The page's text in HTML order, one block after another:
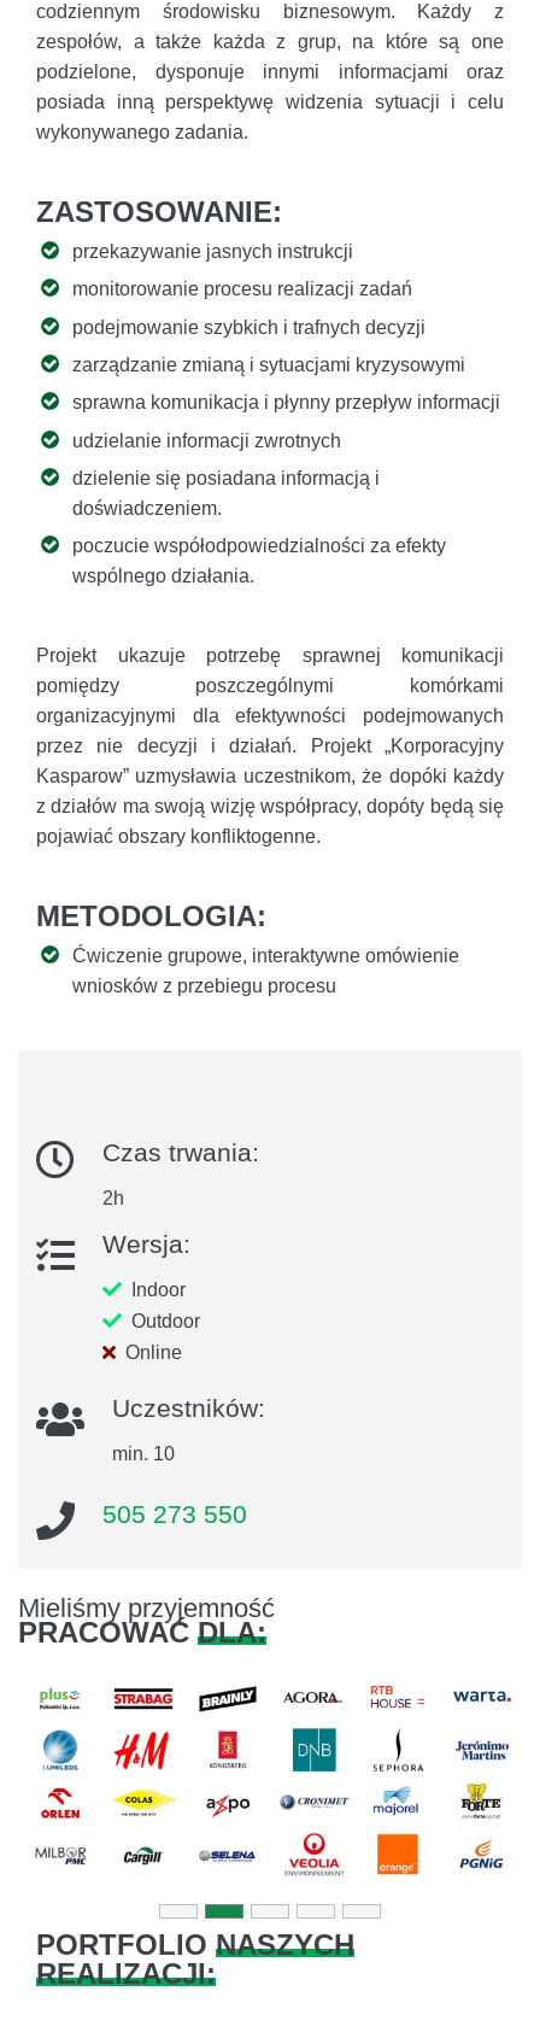
codziennym środowisku biznesowym. Każdy z
zespołów, a także każda z grup, na które są one
podzielone, dysponuje innymi informacjami oraz
posiada inną perspektywę widzenia sytuacji i celu
wykonywanego zadania.
ZASTOSOWANIE:
przekazywanie jasnych instrukcji
monitorowanie procesu realizacji zadań
podejmowanie szybkich i trafnych decyzji
zarządzanie zmianą i sytuacjami kryzysowymi
sprawna komunikacja i płynny przepływ informacji
udzielanie informacji zwrotnych
dzielenie się posiadana informacją i
doświadczeniem.
poczucie współodpowiedzialności za efekty
wspólnego działania.
Projekt ukazuje potrzebę sprawnej komunikacji
pomiędzy poszczególnymi komórkami
organizacyjnymi dla efektywności podejmowanych
przez nie decyzji i działań. Projekt „Korporacyjny
Kasparow” uzmysławia uczestnikom, że dopóki każdy
z działów ma swoją wizję współpracy, dopóty będą się
pojawiać obszary konfliktogenne.
METODOLOGIA:
Ćwiczenie grupowe, interaktywne omówienie
wniosków z przebiegu procesu
Czas trwania:
2h
Wersja:
Indoor
Outdoor
Online
Uczestników:
min. 10
505 273 550
Mieliśmy przyjemność
PRACOWAĆ DLA:
Previous
PORTFOLIO NASZYCH
REALIZACJI: